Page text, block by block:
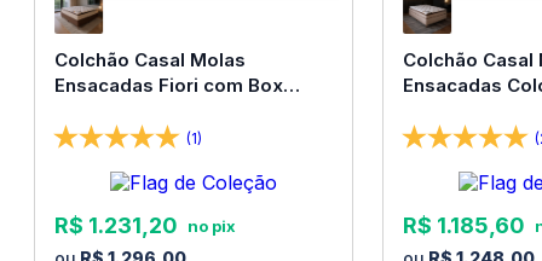
Colchão Casal Molas
Ensacadas Fiori com Box
(1)
R$ 1.231 20
Colchão Casal
Ensacadas
R$ 1.185 60